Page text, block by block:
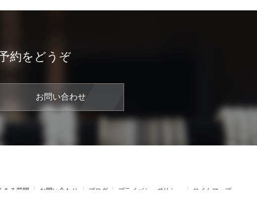
約をどうぞ
お問い合わせ
ある質問 お問い合わせ ブログ プライバシーポリシー サイトマップ